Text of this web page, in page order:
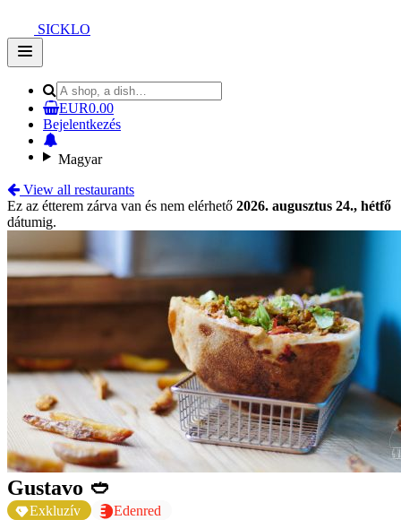
SICKLO
Open
main
EUR0.00
Bejelentkezés
Magyar
View all restaurants
Ez az étterem zárva van és nem elérhető 2026. augusztus 24., hétfő
dátumig.
Gustavo 🥙
Exkluzív Edenred